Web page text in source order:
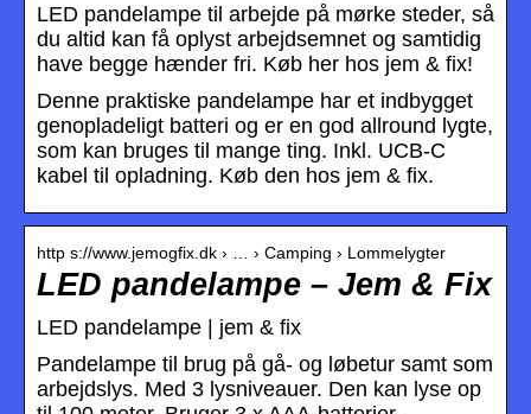
LED pandelampe til arbejde på mørke steder, så
du altid kan få oplyst arbejdsemnet og samtidig
have begge hænder fri. Køb her hos jem & fix!
Denne praktiske pandelampe har et indbygget
genopladeligt batteri og er en god allround lygte,
som kan bruges til mange ting. Inkl. UCB-C
kabel til opladning. Køb den hos jem & fix.
http s://www.jemogfix.dk › … › Camping › Lommelygter
LED pandelampe – Jem & Fix
LED pandelampe | jem & fix
Pandelampe til brug på gå- og løbetur samt som
arbejdslys. Med 3 lysniveauer. Den kan lyse op